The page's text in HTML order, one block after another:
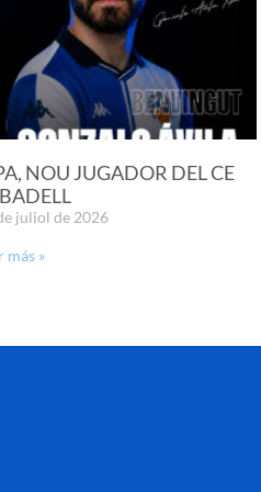
NOU JUGADOR DEL CE
juliol de 2026
más »